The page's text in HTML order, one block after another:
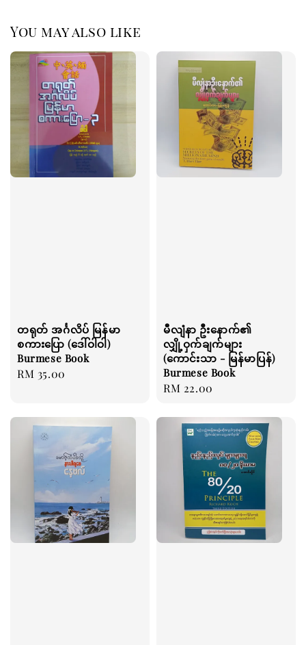
You may also like
တရုတ် အင်္ဂလိပ် မြန်မာ
စကားပြော (ဒေါ်ဝါဝါ)
Burmese Book
Regular
RM 35.00
မီလျံနာ ဦးနောက်၏
လျှို့ဝှက်ချက်များ
(ကောင်းသာ - မြန်မာပြန်)
Burmese Book
Regular
RM 22.00